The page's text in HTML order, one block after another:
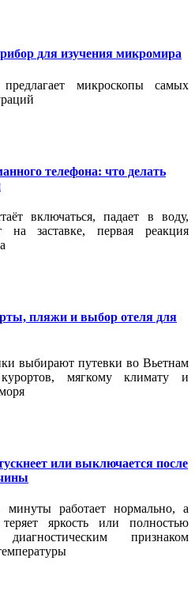
для изучения микромира
микроскопы самых
телефона: что делать
включаться, падает в воду,
на заставке, первая реакция
пляжи и выбор отеля для
выбирают путевки во Вьетнам
курортов, мягкому климату и
или выключается после
работает нормально, а
яркость или полностью
признаком